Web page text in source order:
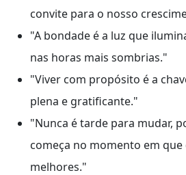
convite para o nosso
"A bondade é a luz que
nas horas mais sombrias."
"Viver com propósito é a
plena e gratificante."
"Nunca é tarde para mudar,
começa no momento em
melhores."